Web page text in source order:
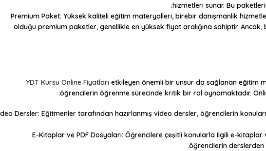
hizmetleri sunar. Bu
Premium Paket: Yüksek kaliteli eğitim materyalleri, birebir danışmanlık
olduğu premium paketler, genellikle en yüksek fiyat aralığına sahiptir. Ancak,
YDT Kursu Online Fiyatları etkileyen önemli bir unsur da sağlanan eğitim
öğrencilerin öğrenme sürecinde kritik bir rol oynamaktadır.
Dersler: Eğitmenler tarafından hazırlanmış video dersler, öğrencilerin
E-Kitaplar ve PDF Dosyaları: Öğrencilere çeşitli konularla ilgili e-kitaplar
öğrencilerin derslerden